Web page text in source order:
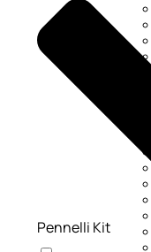
Pennelli Kit